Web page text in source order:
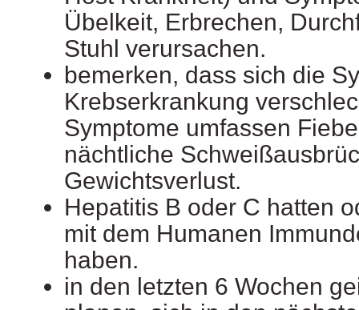
Übelkeit, Erbrechen,
Stuhl verursachen.
bemerken, dass sich die
Krebserkrankung
Symptome umfassen
nächtliche
Gewichtsverlust.
Hepatitis B oder C hatten
mit dem Humanen
haben.
in den letzten 6 Wochen